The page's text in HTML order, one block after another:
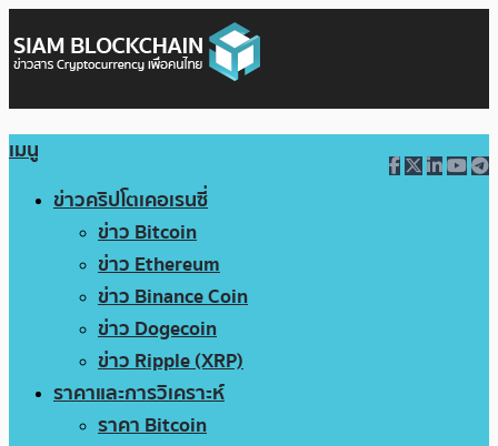
เมนู
ข่าวคริปโตเคอเรนซี่
ข่าว Bitcoin
ข่าว Ethereum
ข่าว Binance Coin
ข่าว Dogecoin
ข่าว Ripple (XRP)
ราคาและการวิเคราะห์
ราคา Bitcoin